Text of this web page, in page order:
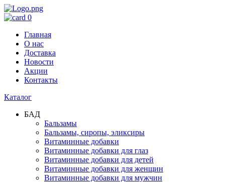
0
Главная
О нас
Доставка
Новости
Акции
Контакты
Каталог
БАД
Бальзамы
Бальзамы, сиропы, эликсиры
Витаминные добавки
Витаминные добавки для глаз
Витаминные добавки для детей
Витаминные добавки для женщин
Витаминные добавки для мужчин